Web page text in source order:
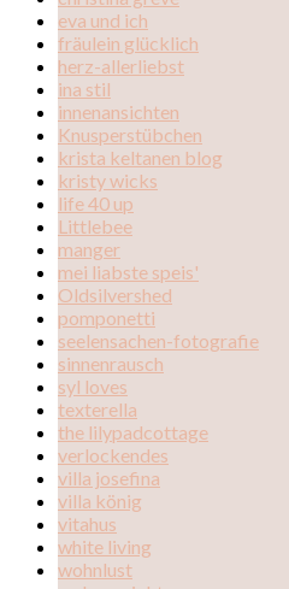
eva und ich
fräulein glücklich
herz-allerliebst
ina stil
innenansichten
Knusperstübchen
krista keltanen blog
kristy wicks
life 40 up
Littlebee
manger
mei liabste speis'
Oldsilvershed
pomponetti
seelensachen-fotografie
sinnenrausch
syl loves
texterella
the lilypadcottage
verlockendes
villa josefina
villa könig
vitahus
white living
wohnlust